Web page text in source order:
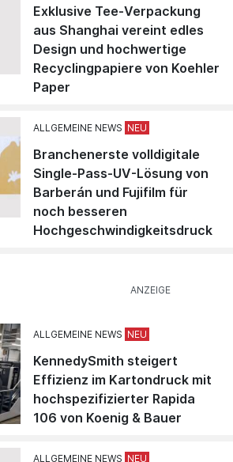
Exklusive Tee-Verpackung
aus Shanghai vereint edles
Design und hochwertige
Recyclingpapiere von Koehler
Paper
ALLGEMEINE NEWS
Branchenerste volldigitale
Single-Pass-UV-Lösung von
Barberán und Fujifilm für
noch besseren
Hochgeschwindigkeitsdruck
ALLGEMEINE NEWS
KennedySmith steigert
Effizienz im Kartondruck mit
hochspezifizierter Rapida
106 von Koenig & Bauer
ALLGEMEINE NEWS